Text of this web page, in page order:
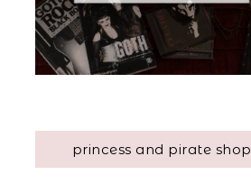
princess and pirate shop